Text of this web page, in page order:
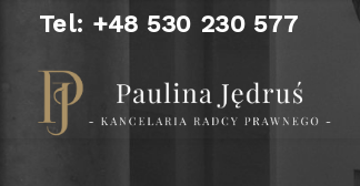
Tel: +48 530 230 577